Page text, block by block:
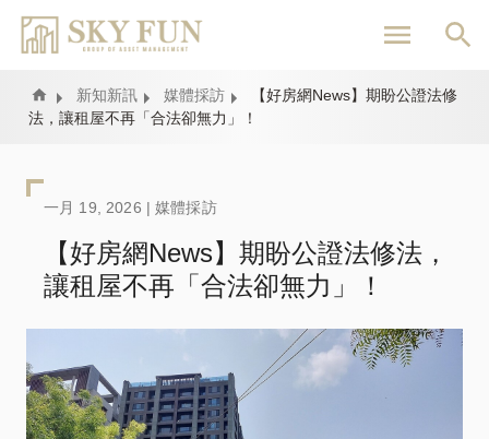
內
容
Home 新知新訊 媒體採訪
【好房網News】期盼公證法修
法，讓租屋不再「合法卻無力」！
一月 19, 2026 |媒體採訪
【好房網News】期盼公證法修法，
讓租屋不再「合法卻無力」！